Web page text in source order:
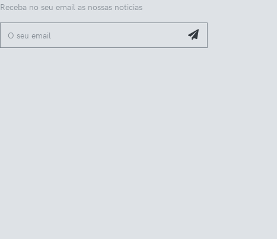
Receba no seu email as nossas noticias